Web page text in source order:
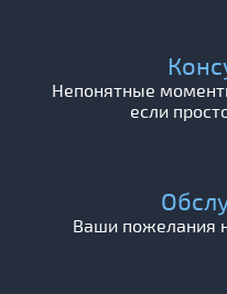
Непонятные
если
Ваши пожелания